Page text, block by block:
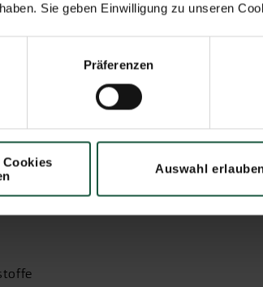
Sie geben Einwilligung zu unseren
Präferenzen
Auswahl
schonende Verarbeitung